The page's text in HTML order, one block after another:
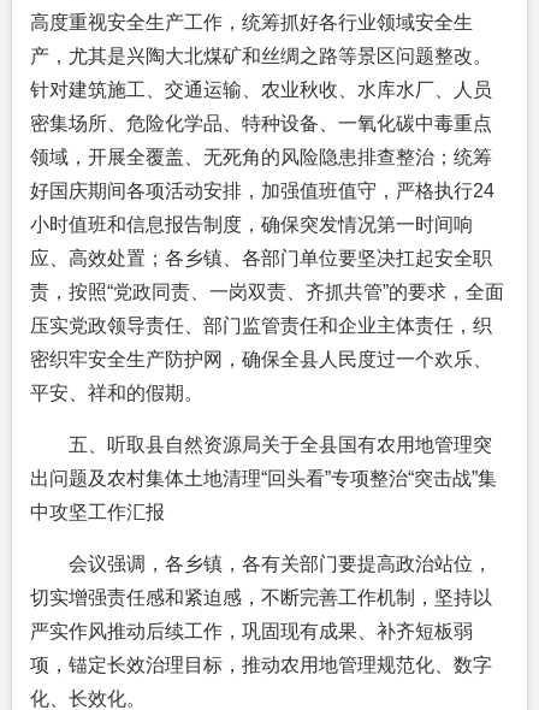
高度重视安全生产工作，统筹抓好各行业领域安全生
产，尤其是兴陶大北煤矿和丝绸之路等景区问题整改。
针对建筑施工、交通运输、农业秋收、水库水厂、人员
密集场所、危险化学品、特种设备、一氧化碳中毒重点
领域，开展全覆盖、无死角的风险隐患排查整治；统筹
好国庆期间各项活动安排，加强值班值守，严格执行24
小时值班和信息报告制度，确保突发情况第一时间响
应、高效处置；各乡镇、各部门单位要坚决扛起安全职
责，按照“党政同责、一岗双责、齐抓共管”的要求，全面
压实党政领导责任、部门监管责任和企业主体责任，织
密织牢安全生产防护网，确保全县人民度过一个欢乐、
平安、祥和的假期。
五、听取县自然资源局关于全县国有农用地管理突
出问题及农村集体土地清理“回头看”专项整治“突击战”集
中攻坚工作汇报
会议强调，各乡镇，各有关部门要提高政治站位，
切实增强责任感和紧迫感，不断完善工作机制，坚持以
严实作风推动后续工作，巩固现有成果、补齐短板弱
项，锚定长效治理目标，推动农用地管理规范化、数字
化、长效化。